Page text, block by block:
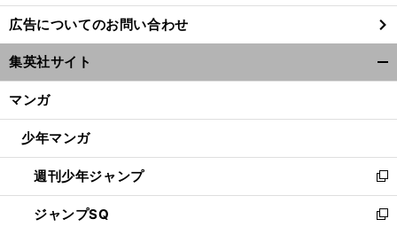
し
い
ウ
ィ
ン
ウ
開
く
広告についてのお問い合わせ
集英社サイト
マンガ
少年マンガ
週刊少年ジャンプ
新
し
い
ジャンプSQ
新